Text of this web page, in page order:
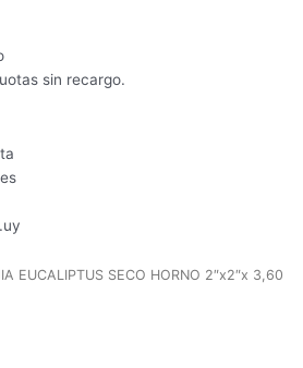
sin recargo.
EUCALIPTUS SECO HORNO 2″x2″x 3,60